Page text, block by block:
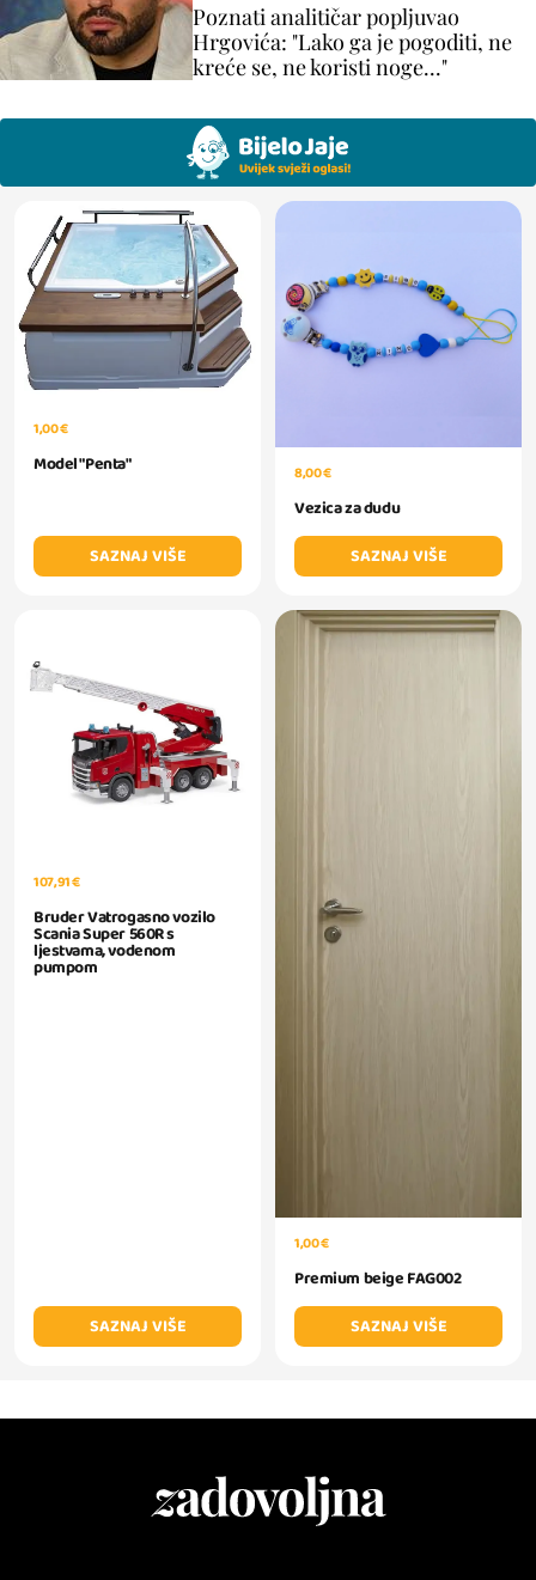
Poznati analitičar popljuvao
Hrgovića: "Lako ga je pogoditi, ne
kreće se, ne koristi noge..."
1,00 €
Model "Penta"
SAZNAJ VIŠE
8,00 €
Vezica za dudu
SAZNAJ VIŠE
107,91 €
Bruder Vatrogasno vozilo
Scania Super 560R s
ljestvama, vodenom
pumpom
SAZNAJ VIŠE
1,00 €
Premium beige FAG002
SAZNAJ VIŠE